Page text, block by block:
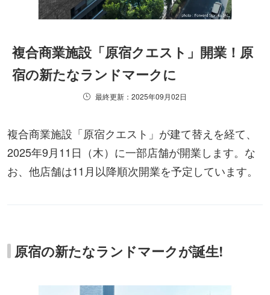
複合商業施設「原宿クエスト」開業！原
宿の新たなランドマークに
最終更新：2025年09月02日
複合商業施設「原宿クエスト」が建て替えを経て、
2025年9月11日（木）に一部店舗が開業します。な
お、他店舗は11月以降順次開業を予定しています。
原宿の新たなランドマークが誕生!